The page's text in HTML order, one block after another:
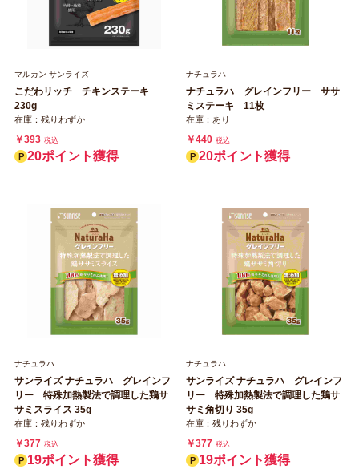
マルカン サンライズ
こだわリッチ チキンステーキ
230g
在庫：残りわずか
￥393 税込
20ポイント獲得
ナチュラハ
ナチュラハ グレインフリー ササ
ミステーキ 11枚
在庫：あり
￥440 税込
20ポイント獲得
ナチュラハ
サンライズ ナチュラハ グレインフ
リー 特殊加熱製法で調理した鶏サ
サミスライス 35g
在庫：残りわずか
￥377 税込
19ポイント獲得
ナチュラハ
サンライズ ナチュラハ グレインフ
リー 特殊加熱製法で調理した鶏サ
サミ角切り 35g
在庫：残りわずか
￥377 税込
19ポイント獲得